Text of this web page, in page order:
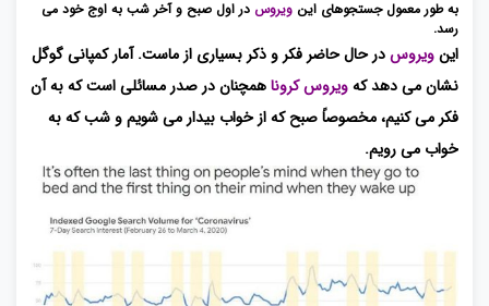
به طور معمول جستجوهای این ویروس در اول صبح و آخر شب به اوج خود می
رسد.
اینویروسدر حال حاضر فکر و ذکر بسیاری از ماست. آمار کمپانی گوگل
نشان می دهد کهویروس کروناهمچنان در صدر مسائلی است که به آن
فکر می کنیم، مخصوصاً صبح که از خواب بیدار می شویم و شب که به
خواب می رویم.